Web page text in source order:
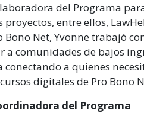
del Programa
entre ellos,
Bono Net, Yvonne trabajó
a comunidades de bajos
conectando a quienes
digitales de Pro Bono
del Programa